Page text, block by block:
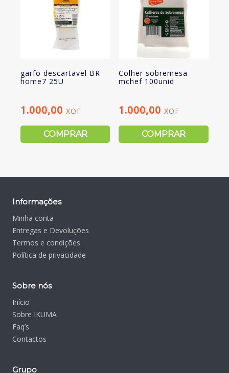
garfo descartavel BR
home7 25U
1.000,00 XOF
COMPRAR
Colher sobremesa
mchef 100unid
1.000,00XOF
COMPRAR
Informações
Minha conta
Entregas e Devoluções
Termos e condições
Política de privacidade
Sobre nós
Início
Sobre IKUMA
Faq’s
Contactos
Grupo